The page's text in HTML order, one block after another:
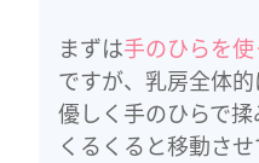
まずは手のひらを
ですが、乳房全体的
優しく手のひらで
くるくると移動させ